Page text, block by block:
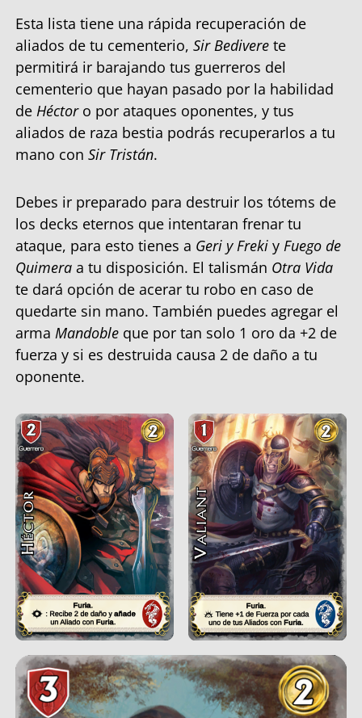
Esta lista tiene una rápida recuperación de
aliados de tu cementerio, Sir Bedivere te
permitirá ir barajando tus guerreros del
cementerio que hayan pasado por la habilidad
de Héctor o por ataques oponentes, y tus
aliados de raza bestia podrás recuperarlos a tu
mano con Sir Tristán.
Debes ir preparado para destruir los tótems de
los decks eternos que intentaran frenar tu
ataque, para esto tienes a Geri y Freki y Fuego de
Quimera a tu disposición. El talismán Otra Vida
te dará opción de acerar tu robo en caso de
quedarte sin mano. También puedes agregar el
arma Mandoble que por tan solo 1 oro da +2 de
fuerza y si es destruida causa 2 de daño a tu
oponente.